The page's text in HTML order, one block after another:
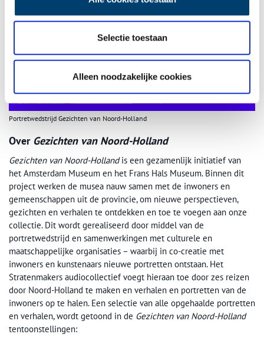
Selectie toestaan
Alleen noodzakelijke cookies
Portretwedstrijd Gezichten van Noord-Holland
Over Gezichten van Noord-Holland
Gezichten van Noord-Hollandis een gezamenlijk initiatief van
het Amsterdam Museum en het Frans Hals Museum. Binnen dit
project werken de musea nauw samen met de inwoners en
gemeenschappen uit de provincie, om nieuwe perspectieven,
gezichten en verhalen te ontdekken en toe te voegen aan onze
collectie. Dit wordt gerealiseerd door middel van de
portretwedstrijd en samenwerkingen met culturele en
maatschappelijke organisaties – waarbij in co-creatie met
inwoners en kunstenaars nieuwe portretten ontstaan. Het
Stratenmakers audiocollectief voegt hieraan toe door zes reizen
door Noord-Holland te maken en verhalen en portretten van de
inwoners op te halen. Een selectie van alle opgehaalde portretten
en verhalen, wordt getoond in de Gezichten van Noord-Holland
tentoonstellingen: